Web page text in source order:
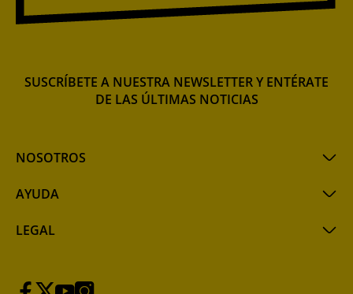
NOSOTROS
AYUDA
LEGAL
SUSCRÍBETE A NUESTRA NEWSLETTER Y ENTÉRATE
DE LAS ÚLTIMAS NOTICIAS